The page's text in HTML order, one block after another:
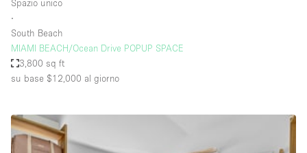
Ristorante/bar/caffè
Sala conferenze
Sala riunioni
Salone
Spazio hall
Spazio per Eventi
Spazio unico
∙
South Beach
MIAMI BEACH/Ocean Drive POPUP SPACE
3,800 sq ft
su base $12,000 al giorno